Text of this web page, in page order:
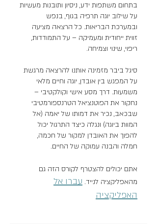
בתחום משתפות ידע, ניסיון ותובנות מעשיות
על שילוב יוגה תרפיה בגוף, בנפש
ובמערכת הבריאות. כל הרצאה מציעה
זווית ייחודית ומעמיקה – על התמודדות,
סיגל ביבר מזמינה אותנו להרצאה מרגשת
על המפגש בין אובדן, יוגה וחיים מלאי
משמעות. דרך מסע אישי וקולקטיבי –
נחקור את הפוטנציאל הטרנספורמטיבי
שבכאב, נכיר את דמותו של יאמה (אל
המוות ביוגה) ונגלה כיצד התרגול יכול
להפוך את האובדן למקור של חכמה,
חמלה והבנה עמוקה של החיים.
אתם יכולים להצטרף לקורס הזה גם
מהאפליקציה לנייד. עברו אל
האפליקציה